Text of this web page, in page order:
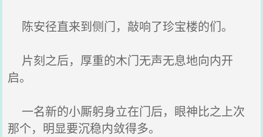
陈安径直来到侧门，敲响了珍宝楼的们。
片刻之后，厚重的木门无声无息地向内开
启。
一名新的小厮躬身立在门后，眼神比之上次
那个，明显要沉稳内敛得多。